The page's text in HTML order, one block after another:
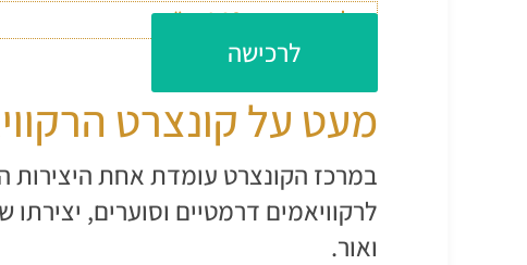
עלות כניסה: 140 ש״ח
לרכישה
מעט על קונצרט
במרכז הקונצרט עומדת אחת היצירות
לרקוויאמים דרמטיים וסוערים,
ואור.